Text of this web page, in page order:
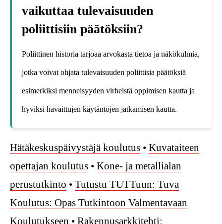
vaikuttaa tulevaisuuden
poliittisiin päätöksiin?
Poliittinen historia tarjoaa arvokasta tietoa ja näkökulmia,
jotka voivat ohjata tulevaisuuden poliittisia päätöksiä
esimerkiksi menneisyyden virheistä oppimisen kautta ja
hyviksi havaittujen käytäntöjen jatkamisen kautta.
Hätäkeskuspäivystäjä koulutus • Kuvataiteen
opettajan koulutus • Kone- ja metallialan
perustutkinto • Tutustu TUTTuun: Tuva
Koulutus: Opas Tutkintoon Valmentavaan
Koulutukseen • Rakennusarkkitehti: